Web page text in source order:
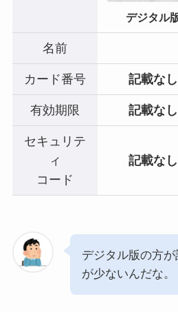
デジタル
名前
カード番号 記載なし
有効期限 記載なし
セキュリテ
ィ
コード
記載なし
デジタル版の方
が少ないんだな。